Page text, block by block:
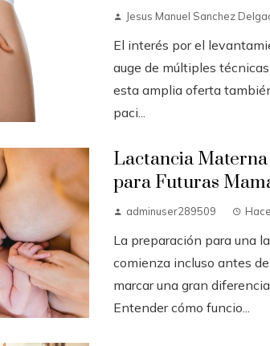
Jesus Manuel Sanchez
El interés por el
auge de múltiples
esta amplia oferta
paci...
Lactancia
para Futuras
adminuser289509
La preparación para una
comienza incluso antes
marcar una gran
Entender cómo funcio...